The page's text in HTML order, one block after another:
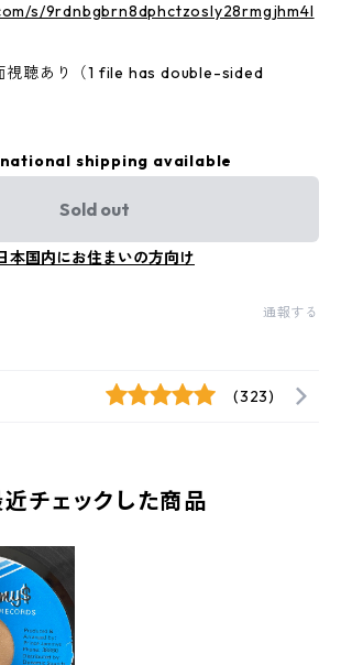
s/9rdnbgbrn8dphctzosly28rmgjhm4l
視聴あり（1 file has double-sided
shipping available
Sold out
本国内にお住まいの方向け
通報する
(323)
チェックした商品